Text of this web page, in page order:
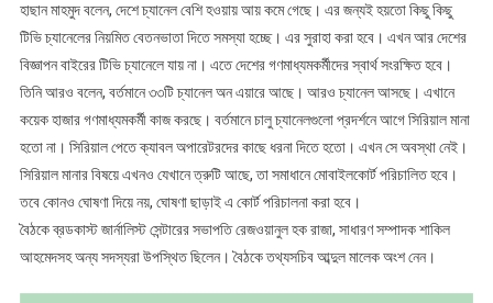
হাছান মাহমুদ বলেন, দেশে চ্যানেল বেশি হওয়ায় আয় কমে গেছে। এর জন্যই হয়তো কিছু কিছু
টিভি চ্যানেলের নিয়মিত বেতনভাতা দিতে সমস্যা হচ্ছে। এর সুরাহা করা হবে। এখন আর দেশের
বিজ্ঞাপন বাইরের টিভি চ্যানেলে যায় না। এতে দেশের গণমাধ্যমকর্মীদের স্বার্থ সংরক্ষিত হবে।
তিনি আরও বলেন, বর্তমানে ৩৩টি চ্যানেল অন এয়ারে আছে। আরও চ্যানেল আসছে। এখানে
কয়েক হাজার গণমাধ্যমকর্মী কাজ করছে। বর্তমানে চালু চ্যানেলগুলো প্রদর্শনে আগে সিরিয়াল মানা
হতো না। সিরিয়াল পেতে ক্যাবল অপারেটরদের কাছে ধরনা দিতে হতো। এখন সে অবস্থা নেই।
সিরিয়াল মানার বিষয়ে এখনও যেখানে ত্রুটি আছে, তা সমাধানে মোবাইলকোর্ট পরিচালিত হবে।
তবে কোনও ঘোষণা দিয়ে নয়, ঘোষণা ছাড়াই এ কোর্ট পরিচালনা করা হবে।
বৈঠকে ব্রডকাস্ট জার্নালিস্ট সেন্টারের সভাপতি রেজওয়ানুল হক রাজা, সাধারণ সম্পাদক শাকিল
আহমেদসহ অন্য সদস্যরা উপস্থিত ছিলেন। বৈঠকে তথ্যসচিব আব্দুল মালেক অংশ নেন।